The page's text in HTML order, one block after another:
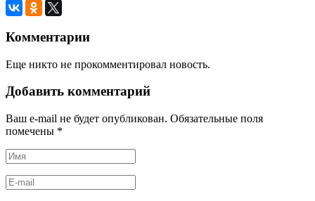
Комментарии
Еще никто не прокомментировал новость.
Добавить комментарий
Ваш e-mail не будет опубликован. Обязательные поля
помечены *